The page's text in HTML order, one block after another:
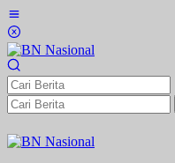
Lewati
ke
konten